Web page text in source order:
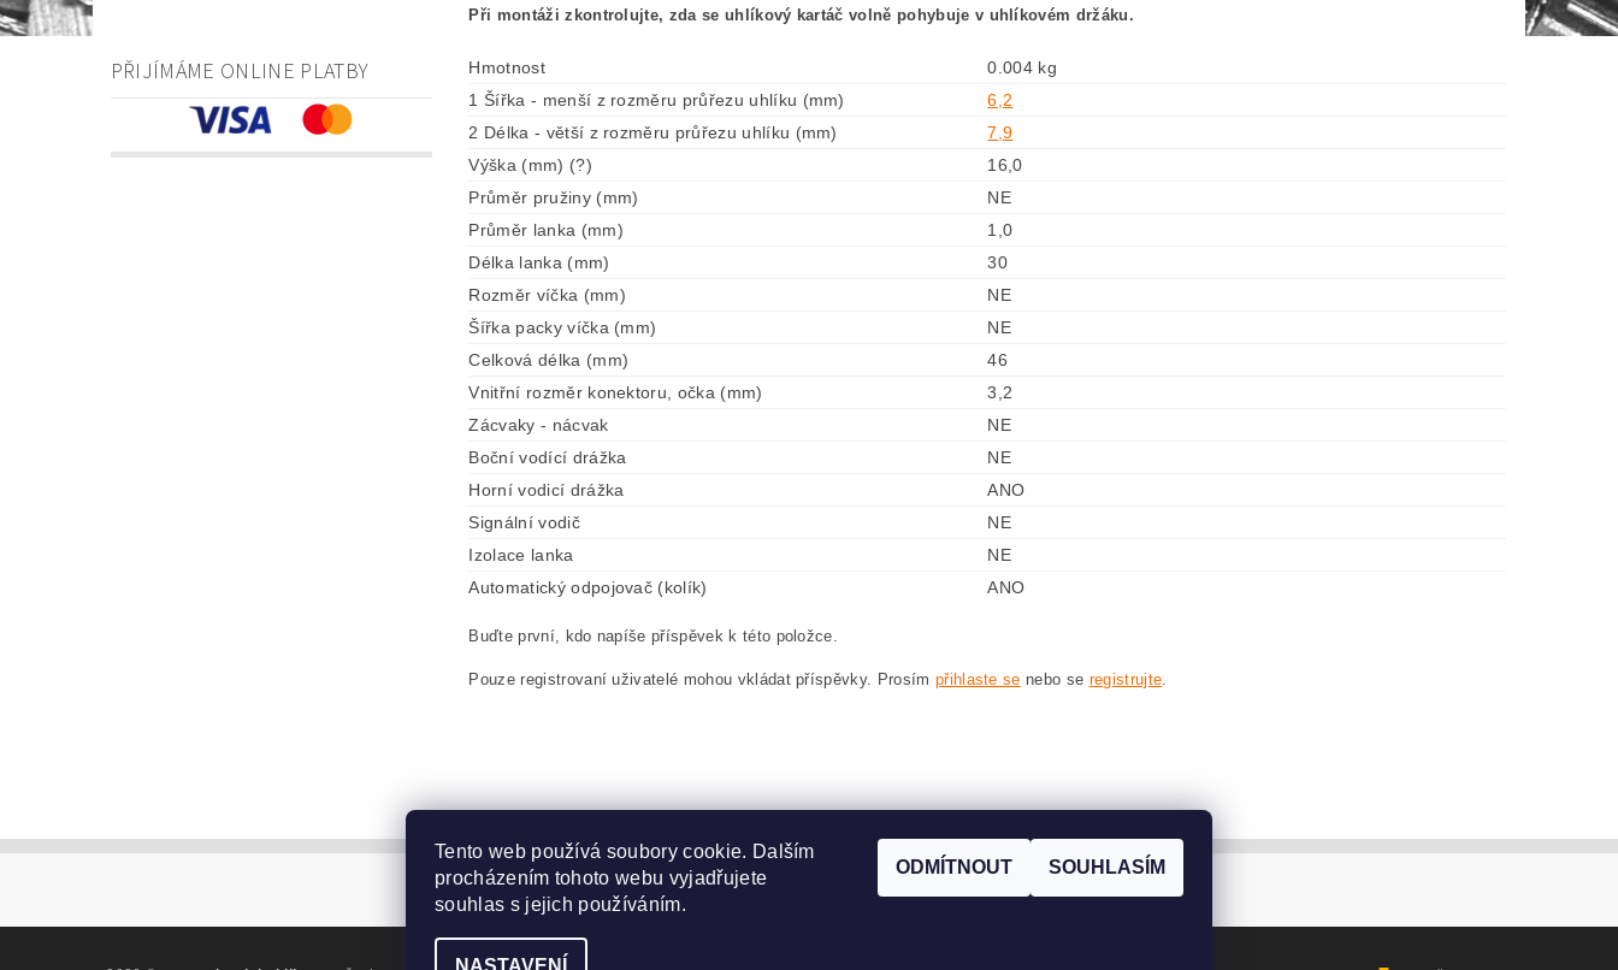
PŘIJÍMÁME ONLINE PLATBY
Při montáži zkontrolujte, zda se uhlíkový kartáč volně pohybuje v uhlíkovém držáku.
Hmotnost
0.004 kg
1 Šířka - menší z rozměru průřezu uhlíku (mm)
6,2
2 Délka - větší z rozměru průřezu uhlíku (mm)
7,9
Výška (mm) (?)
16,0
Průměr pružiny (mm)
NE
Průměr lanka (mm)
1,0
Délka lanka (mm)
30
Rozměr víčka (mm)
NE
Šířka packy víčka (mm)
NE
Celková délka (mm)
46
Vnitřní rozměr konektoru, očka (mm)
3,2
Zácvaky - nácvak
NE
Boční vodící drážka
NE
Horní vodicí drážka
ANO
Signální vodič
NE
Izolace lanka
NE
Automatický odpojovač (kolík)
ANO
Buďte první, kdo napíše příspěvek k této položce.
Pouze registrovaní uživatelé mohou vkládat příspěvky. Prosím přihlaste se nebo se registrujte.
Tento web používá soubory cookie. Dalším
procházením tohoto webu vyjadřujete
souhlas s jejich používáním.
NASTAVENÍ
ODMÍTNOUT SOUHLASÍM